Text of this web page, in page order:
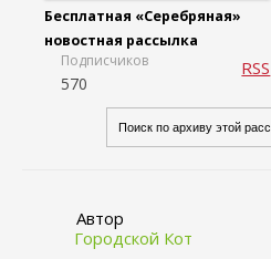
Бесплатная «Серебряная»
новостная рассылка
Подписчиков
570
RSS
Автор
Городской Кот